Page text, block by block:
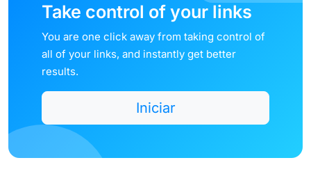
Take control of your links
You are one click away from taking control of
all of your links, and instantly get better
results.
Iniciar